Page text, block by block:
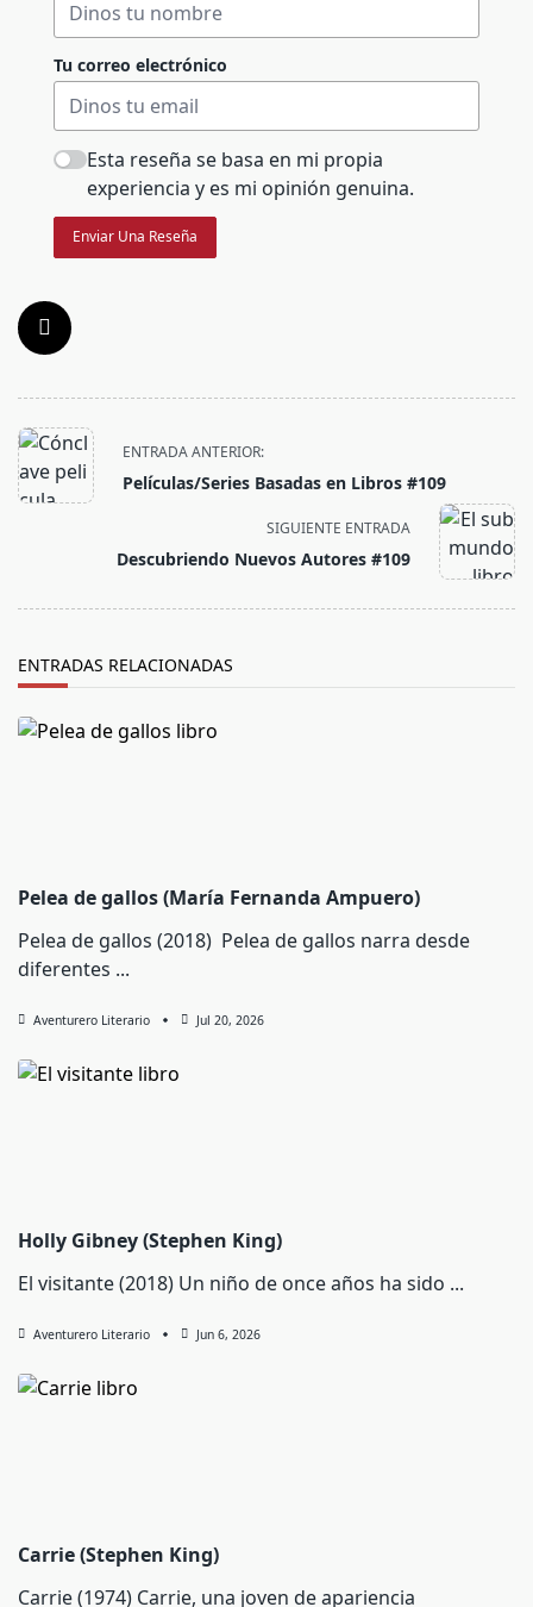
Tu correo electrónico
Esta reseña se basa en mi propia
experiencia y es mi opinión genuina.
Enviar Una Reseña
<span
class="nav-
subtitle
ENTRADA ANTERIOR:
Películas/Series Basadas en Libros #109
SIGUIENTE ENTRADA
Descubriendo Nuevos Autores #109
ENTRADAS RELACIONADAS
Pelea de gallos (María Fernanda Ampuero)
Pelea de gallos (2018) Pelea de gallos narra desde
diferentes ...
Aventurero Literario Jul 20, 2026
Holly Gibney (Stephen King)
El visitante (2018) Un niño de once años ha sido ...
Aventurero Literario Jun 6, 2026
Carrie (Stephen King)
Carrie (1974) Carrie, una joven de apariencia